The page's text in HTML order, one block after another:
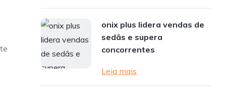
onix plus lidera vendas de
sedãs e supera
concorrentes
Leia mais